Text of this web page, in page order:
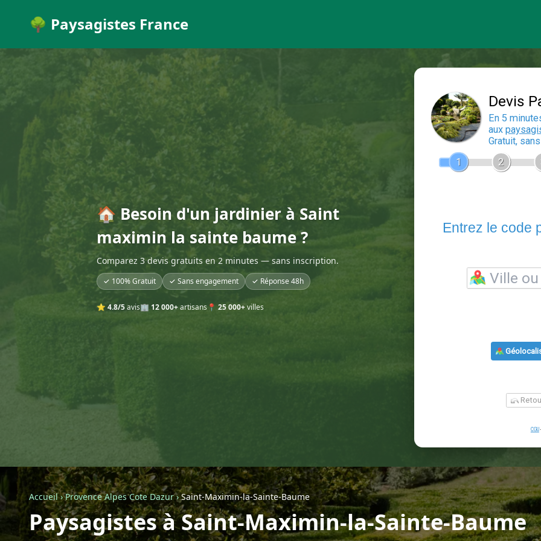
🌳 Paysagistes France
🏠 Besoin d'un jardinier à Saint
maximin la sainte baume ?
Comparez 3 devis gratuits en 2 minutes — sans inscription.
✓ 100% Gratuit ✓ Sans engagement ✓ Réponse 48h
⭐ 4.8/5avis🏢 12 000+artisans 📍 25 000+villes
Accueil›Provence Alpes Cote Dazur›Saint-Maximin-la-Sainte-Baume
Paysagistes à Saint-Maximin-la-Sainte-Baume